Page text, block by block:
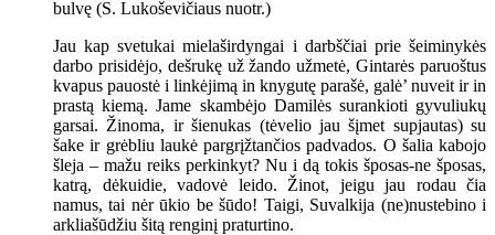
Jau kap svetukai mielaširdyngai i darbščiai prie šeiminykės
darbo prisidėjo, dešrukę už žando užmetė, Gintarės paruoštus
kvapus pauostė i linkėjimą in knygutę parašė, galė’ nuveit ir in
prastą kiemą. Jame skambėjo Damilės surankioti gyvuliukų
garsai. Žinoma, ir šienukas (tėvelio jau šįmet supjautas) su
šake ir grėbliu laukė pargrįžtančios padvados. O šalia kabojo
šleja – mažu reiks perkinkyt? Nu i dą tokis šposas-ne šposas,
katrą, dėkuidie, vadovė leido. Žinot, jeigu jau rodau čia
namus, tai nėr ūkio be šūdo! Taigi, Suvalkija (ne)nustebino i
arkliašūdžiu šitą renginį praturtino.